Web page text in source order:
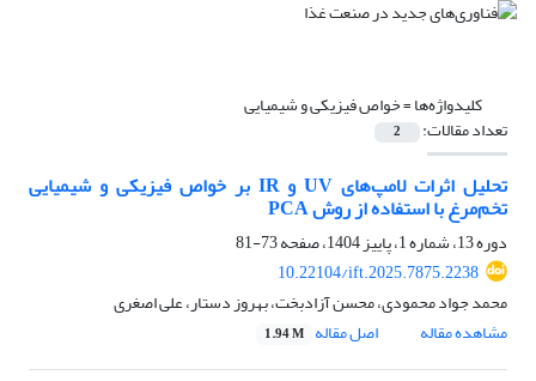
کلیدواژه‌ها =خواص فیزیکی و شیمیایی
تعداد مقالات: 2
تحلیل اثرات لامپ‌های UV و IR بر خواص فیزیکی و شیمیایی
تخم‌مرغ با استفاده از روش PCA
دوره 13، شماره 1، پاییز 1404، صفحه
73-81
10.22104/ift.2025.7875.2238
محمد جواد محمودی، محسن آزادبخت، بهروز دستار، علی اصغری
مشاهده مقاله
اصل مقاله 1.94 M